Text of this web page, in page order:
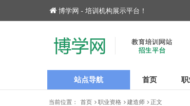
博学网 - 培训机构展示平台！
站点导航 首页 职
当前位置： 首页 职业资格 建造师 正文